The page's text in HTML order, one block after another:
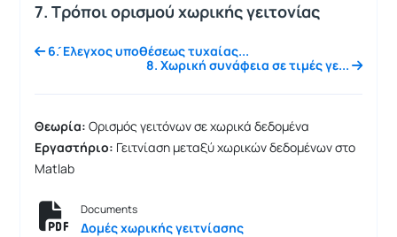
7. Τρόποι ορισμού χωρικής γειτονίας
6. ́Ελεγχος υποθέσεως τυχαίας...
8. Χωρική συνάφεια σε τιμές γε...
Θεωρία: Ορισμός γειτόνων σε χωρικά δεδομένα
Εργαστήριο: Γειτνίαση μεταξύ χωρικών δεδομένων στο
Matlab
Documents
Δομές χωρικής γειτνίασης